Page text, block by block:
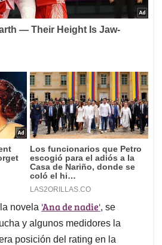
novela 'Ana de nadie', se
y algunos medidores la
posición del rating en la